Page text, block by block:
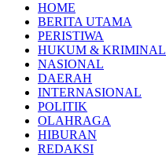
HOME
BERITA UTAMA
PERISTIWA
HUKUM & KRIMINAL
NASIONAL
DAERAH
INTERNASIONAL
POLITIK
OLAHRAGA
HIBURAN
REDAKSI